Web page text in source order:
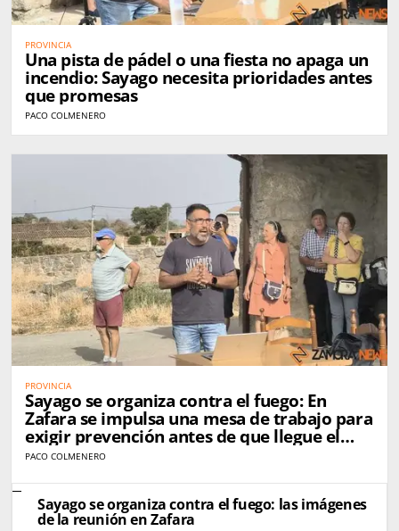
PROVINCIA
Una pista de pádel o una fiesta no apaga un
incendio: Sayago necesita prioridades antes
que promesas
PACO COLMENERO
PROVINCIA
Sayago se organiza contra el fuego: En
Zafara se impulsa una mesa de trabajo para
exigir prevención antes de que llegue el
próximo incendio
PACO COLMENERO
Sayago se organiza contra el fuego: las imágenes
de la reunión en Zafara